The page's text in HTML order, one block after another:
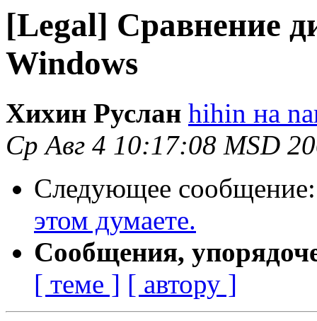
[Legal] Сравнение
Windows
Хихин Руслан hihin на
Ср Авг 4 10:17:08 MSD
Следующее
этом думаете.
Сообщения,
[ теме ] [ автору ]